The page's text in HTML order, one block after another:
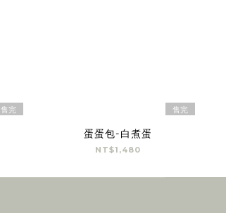
售完 售完
蛋蛋包-白煮蛋
NT$1,480